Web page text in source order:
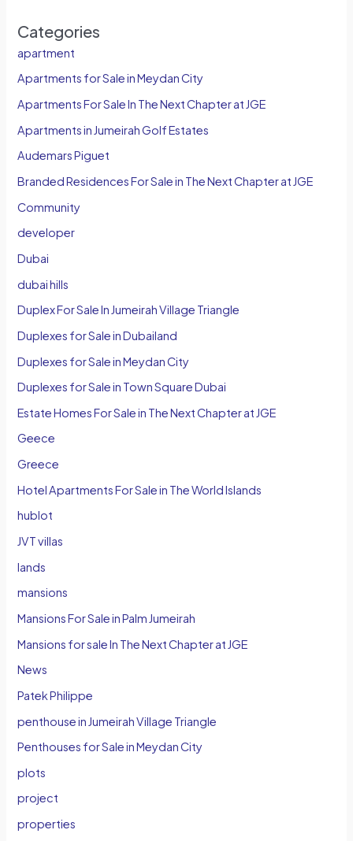
Categories
apartment
Apartments for Sale in Meydan City
Apartments For Sale In The Next Chapter at JGE
Apartments in Jumeirah Golf Estates
Audemars Piguet
Branded Residences For Sale in The Next Chapter at JGE
Community
developer
Dubai
dubai hills
Duplex For Sale In Jumeirah Village Triangle
Duplexes for Sale in Dubailand
Duplexes for Sale in Meydan City
Duplexes for Sale in Town Square Dubai
Estate Homes For Sale in The Next Chapter at JGE
Geece
Greece
Hotel Apartments For Sale in The World Islands
hublot
JVT villas
lands
mansions
Mansions For Sale in Palm Jumeirah
Mansions for sale In The Next Chapter at JGE
News
Patek Philippe
penthouse in Jumeirah Village Triangle
Penthouses for Sale in Meydan City
plots
project
properties